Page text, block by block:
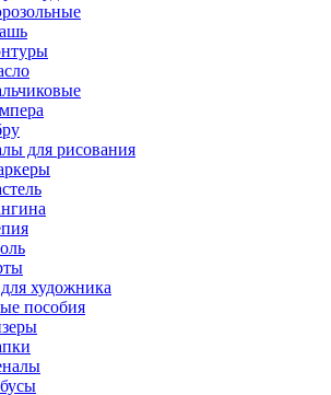
для рисования
художника
пособия